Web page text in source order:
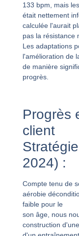
133 bpm, mais
était nettement
calculée l'aurait
pas la résistance
Les adaptations
l'amélioration de
de manière
progrès.
Progrès
client
2024) :
Compte tenu de
aérobie
faible pour le
son âge, nous
construction